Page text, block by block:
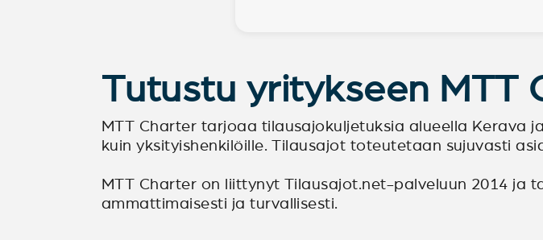
Tutustu yritykseen MTT
MTT Charter tarjoaa tilausajokuljetuksia alueella Kerava
kuin yksityishenkilöille. Tilausajot toteutetaan sujuvasti
MTT Charter on liittynyt Tilausajot.net-palveluun 2014 ja
ammattimaisesti ja turvallisesti.